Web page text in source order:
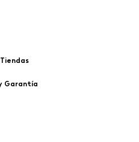
Tiendas
Garantía